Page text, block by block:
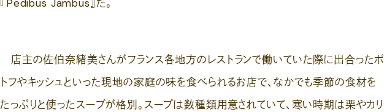
『Pedibus Jambus』だ。
店主の佐伯奈緒美さんがフランス各地方のレストランで働いていた際に出合ったポ
トフやキッシュといった現地の家庭の味を食べられるお店で、なかでも季節の食材を
たっぷりと使ったスープが格別。スープは数種類用意されていて、寒い時期は栗やカリ